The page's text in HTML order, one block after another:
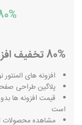
80% تخفیف افزونه های المنتور نوین وردپرس
افزونه های المنتور نوین
پلاگین طراحی
قیمت افزونه ها
است
مشاهده محصولات